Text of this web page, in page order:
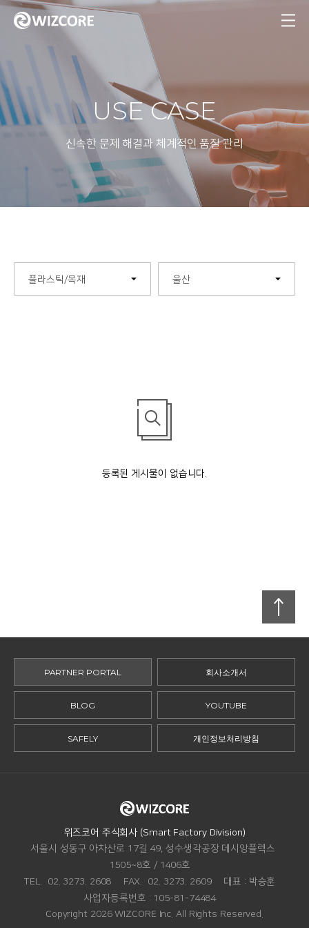
MENU
USE CASE
신속한 문제 해결과 체계적인 품질 관리
플라스틱/목재 울산
등록된 게시물이 없습니다.
PARTNER PORTAL 회사소개서
BLOG YOUTUBE
SAFELY 개인정보처리방침
위즈코어 주식회사 (Smart Factory Division)
서울시 성동구 아차산로 17길 49, 성수생각공장 데시앙플렉스
1505~8호 / 1406호
TEL.
02. 3273. 2608 FAX. 02. 3273. 2609 대표 : 박승훈
사업자등록번호 : 105-81-74484
Copyright 2026 WIZCORE Inc. All Rights Reserved.